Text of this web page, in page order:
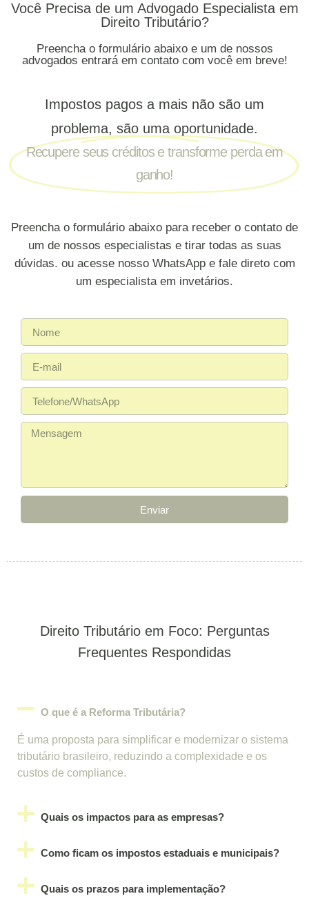
Você Precisa de um Advogado Especialista em
Direito Tributário?
Preencha o formulário abaixo e um de nossos
advogados entrará em contato com você em breve!
Impostos pagos a mais não são um
problema, são uma oportunidade.
Recupere seus créditos e transforme perda em
ganho!
Preencha o formulário abaixo para receber o contato de
um de nossos especialistas e tirar todas as suas
dúvidas. ou acesse nosso WhatsApp e fale direto com
um especialista em invetários.
Enviar
Direito Tributário em Foco: Perguntas
Frequentes Respondidas
O que é a Reforma Tributária?
É uma proposta para simplificar e modernizar o sistema
tributário brasileiro, reduzindo a complexidade e os
custos de compliance.
Quais os impactos para as empresas?
Como ficam os impostos estaduais e municipais?
Quais os prazos para implementação?